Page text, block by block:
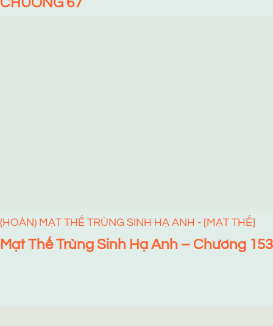
(HOÀN) MẠT THẾ TRÙNG SINH HẠ ANH - [MẠT THẾ]
Mạt Thế Trùng Sinh Hạ Anh – Chương 153